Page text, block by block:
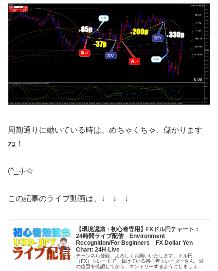
周期通りに動いている時は、めちゃくちゃ、儲かります
ね！
(^_-)-☆
この記事のライブ動画は、↓ ↓ ↓
【環境認識・初心者専用】FXドル円チャート：
24時間ライブ配信 Environment
Recognition/For Beginners FX Dollar Yen
Chart: 24H-Live
チャンネル登録、よろしくお願いいたします。ドル円
（FX）トレードで、負けている初心者トレーダーさん、波
の位置を確認してから、エントリーするようにしましょ